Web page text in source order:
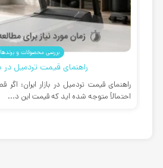
بررسی محصولات و برندها
راهنمای قیمت تردمیل در
راهنمای قیمت تردمیل در بازار ایران: اگر
احتمالاً متوجه شده اید که قیمت این د...